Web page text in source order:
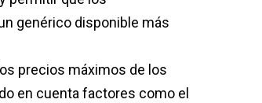
genérico disponible más
precios máximos de los
en cuenta factores como el